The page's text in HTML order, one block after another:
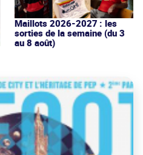
Maillots 2026-2027 : les
sorties de la semaine (du 3
au 8 août)